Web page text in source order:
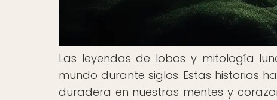
Las leyendas de lobos y mitología
mundo durante siglos. Estas historias
duradera en nuestras mentes y